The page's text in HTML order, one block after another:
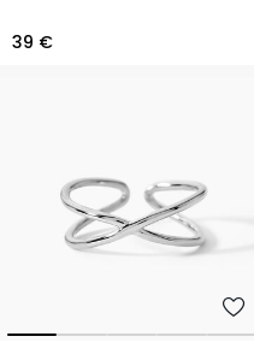
39 €